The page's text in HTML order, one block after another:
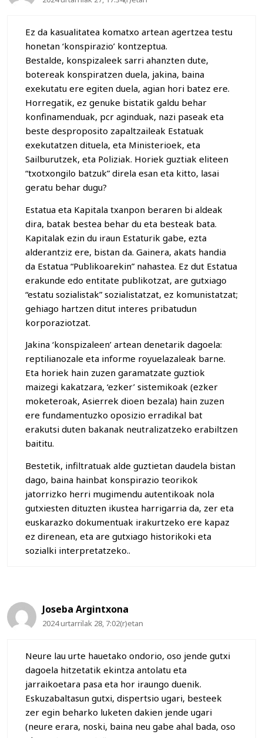
Ez da kasualitatea komatxo artean agertzea testu
honetan ‘konspirazio’ kontzeptua.
Bestalde, konspizaleek sarri ahanzten dute,
botereak konspiratzen duela, jakina, baina
exekutatu ere egiten duela, agian hori batez ere.
Horregatik, ez genuke bistatik galdu behar
konfinamenduak, pcr aginduak, nazi paseak eta
beste desproposito zapaltzaileak Estatuak
exekutatzen dituela, eta Ministerioek, eta
Sailburutzek, eta Poliziak. Horiek guztiak eliteen
“txotxongilo batzuk” direla esan eta kitto, lasai
geratu behar dugu?
Estatua eta Kapitala txanpon beraren bi aldeak
dira, batak bestea behar du eta besteak bata.
Kapitalak ezin du iraun Estaturik gabe, ezta
alderantziz ere, bistan da. Gainera, akats handia
da Estatua “Publikoarekin” nahastea. Ez dut Estatua
erakunde edo entitate publikotzat, are gutxiago
“estatu sozialistak” sozialistatzat, ez komunistatzat;
gehiago hartzen ditut interes pribatudun
korporaziotzat.
Jakina ‘konspizaleen’ artean denetarik dagoela:
reptilianozale eta informe royuelazaleak barne.
Eta horiek hain zuzen garamatzate guztiok
maizegi kakatzara, ‘ezker’ sistemikoak (ezker
moketeroak, Asierrek dioen bezala) hain zuzen
ere fundamentuzko oposizio erradikal bat
erakutsi duten bakanak neutralizatzeko erabiltzen
baititu.
Bestetik, infiltratuak alde guztietan daudela bistan
dago, baina hainbat konspirazio teorikok
jatorrizko herri mugimendu autentikoak nola
gutxiesten dituzten ikustea harrigarria da, zer eta
euskarazko dokumentuak irakurtzeko ere kapaz
ez direnean, eta are gutxiago historikoki eta
sozialki interpretatzeko..
Joseba Argintxona
2024 urtarrilak 28, 7:02(r)etan
Neure lau urte hauetako ondorio, oso jende gutxi
dagoela hitzetatik ekintza antolatu eta
jarraikoetara pasa eta hor iraungo duenik.
Eskuzabaltasun gutxi, dispertsio ugari, besteek
zer egin beharko luketen dakien jende ugari
(neure erara, noski, baina neu gabe ahal bada, oso